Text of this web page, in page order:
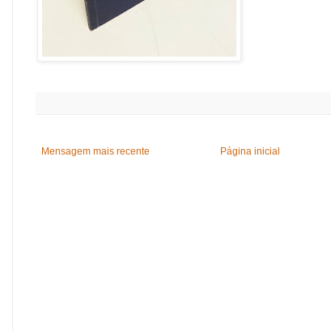
Mensagem mais recente Página inicial